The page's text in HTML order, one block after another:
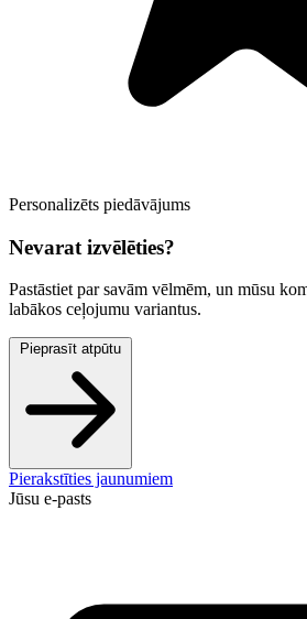
Personalizēts piedāvājums
Nevarat izvēlēties?
Pastāstiet par savām vēlmēm, un mūsu
labākos ceļojumu variantus.
Pieprasīt atpūtu
Pierakstīties jaunumiem
Jūsu e-pasts